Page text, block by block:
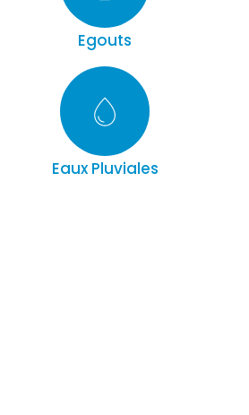
Egouts
Eaux Pluviales